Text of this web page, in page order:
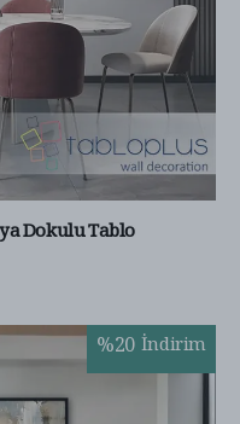
Dokulu Tablo
%20 İndirim